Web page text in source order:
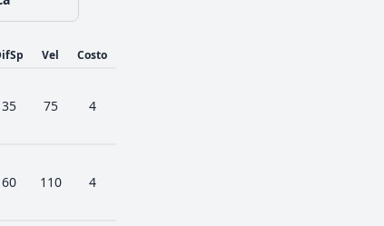
Vel Costo
35 75 4
60 110 4